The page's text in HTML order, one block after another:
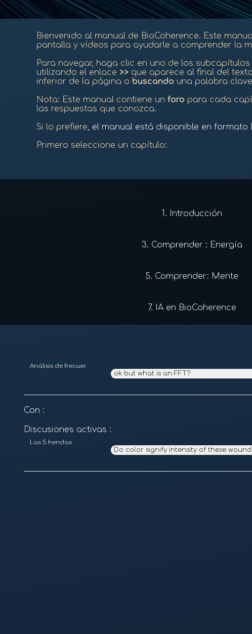
Bienvenido al manual de BioCoherence. Este
pantalla y vídeos para ayudarle a comprender la
Para navegar, haga clic en uno de los
utilizando el enlace >> que aparece al final del
inferior de la página o buscando una palabra
Nota: Este manual contiene un foro para cada
las respuestas que conozca.
Si lo prefiere, el manual está disponible en formato
Primero seleccione un capítulo:
1. Introducción
3. Comprender : Energía
5. Comprender: Mente
7. IA en BioCoherence
Análisis de frecuencias y armónicos
ok but what is an FFT?
Con :
Discusiones activas :
Las 5 heridas
Do color signify intensity of these